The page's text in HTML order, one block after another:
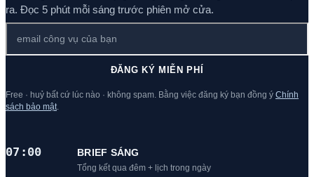
ra. Đọc 5 phút mỗi sáng trước phiên mở cửa.
ĐĂNG KÝ MIỄN PHÍ
Free · huỷ bất cứ lúc nào · không spam. Bằng việc đăng ký bạn đồng ý Chính
sách bảo mật
07:00 BRIEF SÁNG
Tổng kết qua đêm + lịch trong ngày